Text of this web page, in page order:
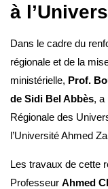
à
Dans le cadre du
régionale et de la
ministérielle, Prof.
de Sidi Bel Abbès, a
Régionale des
l’Université Ahmed
Les travaux de cette
Professeur Ahmed